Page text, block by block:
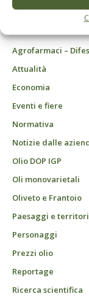
registrata presso il
ROC "Poste italiane
Agrofarmaci –
Attualità
Economia
Eventi e fiere
Normativa
Notizie dalle
Olio DOP IGP
Oli monovarietali
Oliveto e Frantoio
Paesaggi e territori
Personaggi
Prezzi olio
Reportage
Ricerca scientifica